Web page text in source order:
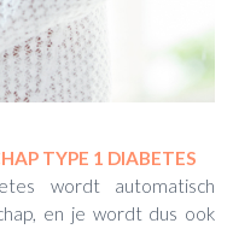
TYPE 1 DIABETES
wordt automatisch
en je wordt dus ook